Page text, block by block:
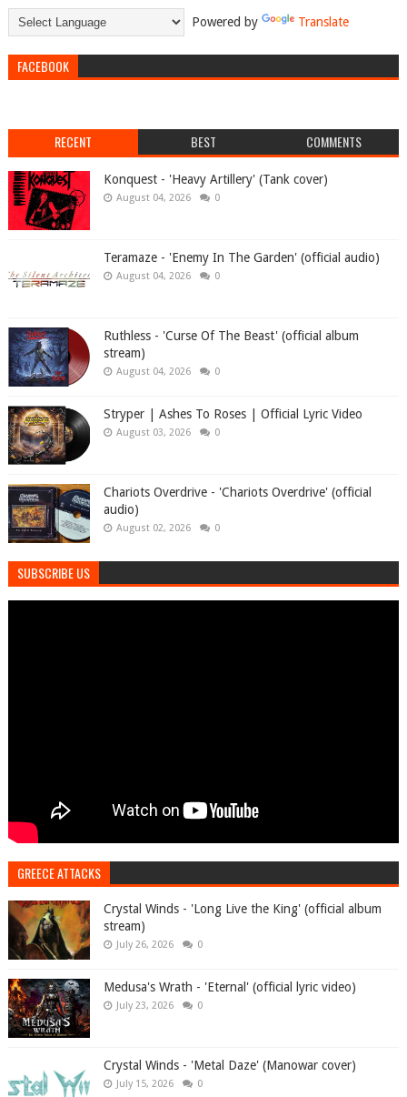
Powered by Translate
FACEBOOK
RECENT BEST COMMENTS
Konquest - 'Heavy Artillery' (Tank cover)
August 04, 2026 0
Teramaze - 'Enemy In The Garden' (official audio)
August 04, 2026 0
Ruthless - 'Curse Of The Beast' (official album
stream)
August 04, 2026 0
Stryper | Ashes To Roses | Official Lyric Video
August 03, 2026 0
Chariots Overdrive - 'Chariots Overdrive' (official
audio)
August 02, 2026 0
SUBSCRIBE US
GREECE ATTACKS
Crystal Winds - 'Long Live the King' (official album
stream)
July 26, 2026 0
Medusa's Wrath - 'Eternal' (official lyric video)
July 23, 2026 0
Crystal Winds - 'Metal Daze' (Manowar cover)
July 15, 2026 0